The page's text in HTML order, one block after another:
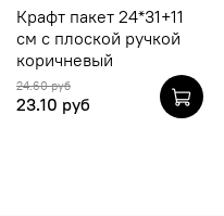
Крафт пакет 24*31+11
см c плоской ручкой
коричневый
24.60 руб
23.10 руб